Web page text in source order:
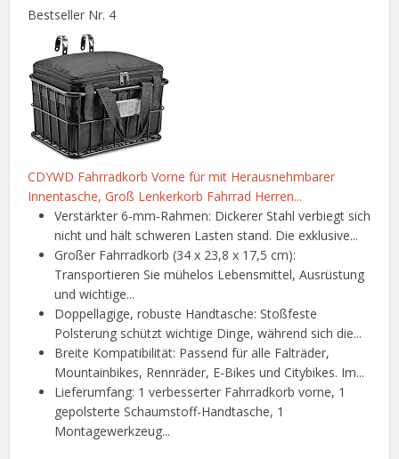
Bestseller Nr. 4
CDYWD Fahrradkorb Vorne für mit Herausnehmbarer
Innentasche, Groß Lenkerkorb Fahrrad Herren...
Verstärkter 6-mm-Rahmen: Dickerer Stahl verbiegt sich
nicht und hält schweren Lasten stand. Die exklusive...
Großer Fahrradkorb (34 x 23,8 x 17,5 cm):
Transportieren Sie mühelos Lebensmittel, Ausrüstung
und wichtige...
Doppellagige, robuste Handtasche: Stoßfeste
Polsterung schützt wichtige Dinge, während sich die...
Breite Kompatibilität: Passend für alle Falträder,
Mountainbikes, Rennräder, E-Bikes und Citybikes. Im...
Lieferumfang: 1 verbesserter Fahrradkorb vorne, 1
gepolsterte Schaumstoff-Handtasche, 1
Montagewerkzeug...